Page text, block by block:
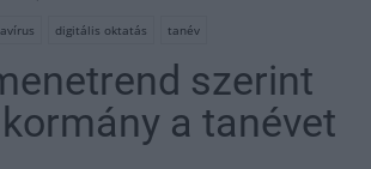
digitális oktatás tanév
szerint
a tanévet